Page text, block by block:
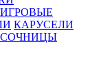
КАРУСЕЛИ